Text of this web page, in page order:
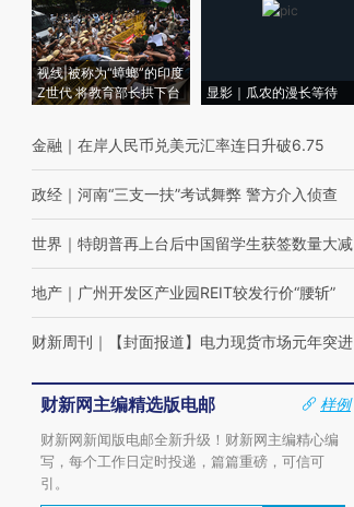
视线|被称为“蟑螂”的印度
Z世代 将教育部长拱下台
显影｜瓜农的漫长等待
金融 ｜ 在岸人民币兑美元汇率连日升破6.75
政经 ｜ 河南“三支一扶”考试舞弊 警方介入侦查
世界 ｜ 特朗普再上台后中国留学生获签数量大减
地产 ｜ 广州开发区产业园REIT较发行价“腰斩”
财新周刊 ｜ 【封面报道】电力现货市场元年突进
财新网主编精选版电邮
样例
财新网新闻版电邮全新升级！财新网主编精心编
写，每个工作日定时投递，篇篇重磅，可信可
引。